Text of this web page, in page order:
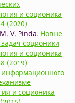
и соционика
(2020)
V. Pinda, Новые
соционики
и соционика
(2019)
и соционика